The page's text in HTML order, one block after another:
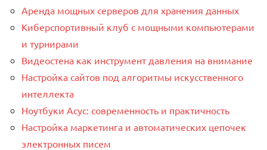
Аренда мощных серверов для хранения данных
Киберспортивный клуб с мощными компьютерами
и турнирами
Видеостена как инструмент давления на внимание
Настройка сайтов под алгоритмы искусственного
интеллекта
Ноутбуки Асус: современность и практичность
Настройка маркетинга и автоматических цепочек
электронных писем